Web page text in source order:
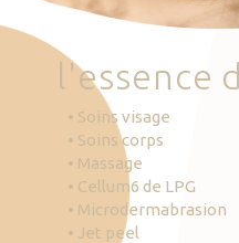
'essence d
• Soins visage
• Soins corps
• Massage
• Cellum6 de LPG
• Microdermabrasion
• Jet peel